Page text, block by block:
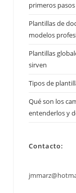
primeros pasos
Plantillas de
modelos
Plantillas
sirven
Tipos de
Qué son los
entenderlos y
Contacto: